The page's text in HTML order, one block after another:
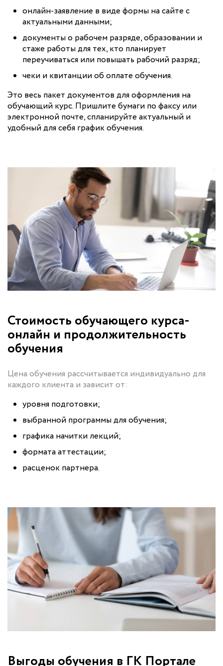
онлайн-заявление в виде формы на сайте с
актуальными данными;
документы о рабочем разряде, образовании и
стаже работы для тех, кто планирует
переучиваться или повышать рабочий разряд;
чеки и квитанции об оплате обучения.
Это весь пакет документов для оформления на
обучающий курс. Пришлите бумаги по факсу или
электронной почте, спланируйте актуальный и
удобный для себя график обучения.
Стоимость обучающего курса-
онлайн и продолжительность
обучения
Цена обучения рассчитывается индивидуально для
каждого клиента и зависит от:
уровня подготовки;
выбранной программы для обучения;
графика начитки лекций;
формата аттестации;
расценок партнера.
Выгоды обучения в ГК Портале